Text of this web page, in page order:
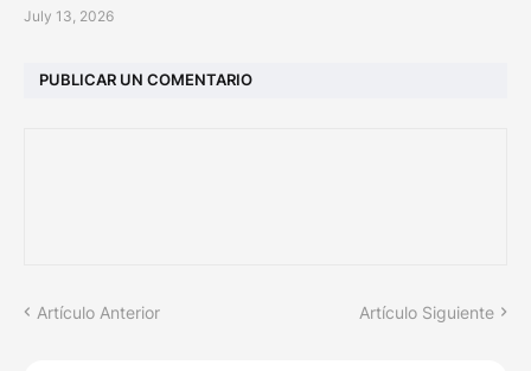
July 13, 2026
PUBLICAR UN COMENTARIO
Artículo Anterior Artículo Siguiente